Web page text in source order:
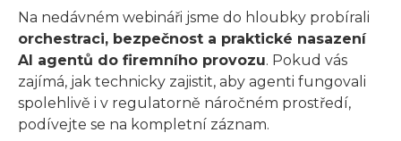
Na nedávném webináři jsme do hloubky probírali
orchestraci, bezpečnost a praktické nasazení
AI agentů do firemního provozu. Pokud vás
zajímá, jak technicky zajistit, aby agenti fungovali
spolehlivě i v regulatorně náročném prostředí,
podívejte se na kompletní záznam.